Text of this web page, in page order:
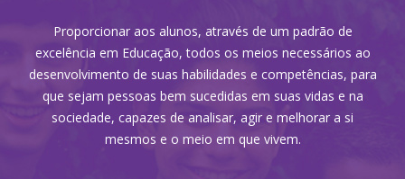
Proporcionar aos alunos, através de um padrão de
excelência em Educação, todos os meios necessários ao
desenvolvimento de suas habilidades e competências, para
que sejam pessoas bem sucedidas em suas vidas e na
sociedade, capazes de analisar, agir e melhorar a si
mesmos e o meio em que vivem.